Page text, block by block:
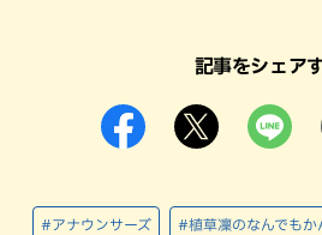
記事をシェア
#アナウンサーズ #植草凜のなんでもか